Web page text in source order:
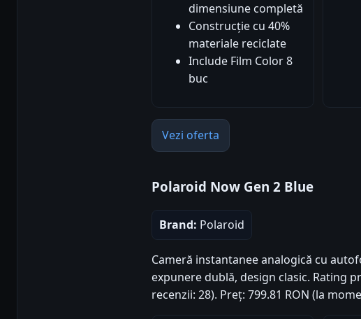
dimensiune completă
Construcție cu 40%
materiale reciclate
Include Film Color 8
buc
Vezi oferta
Polaroid Now Gen 2 Blue
Brand: Polaroid
Cameră instantanee analogică cu
expunere dublă, design clasic. Rating
recenzii: 28). Preț: 799.81 RON (la